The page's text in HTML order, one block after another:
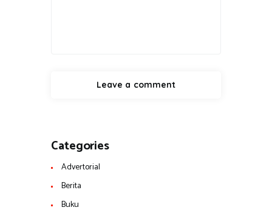
Categories
Advertorial
Berita
Buku